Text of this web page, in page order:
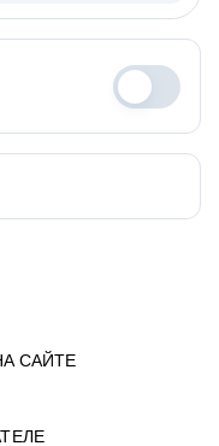
САЙТЕ